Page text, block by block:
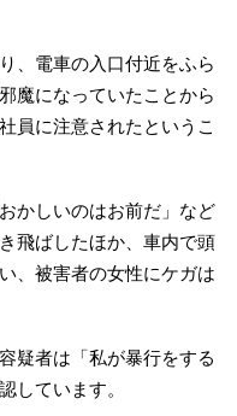
、電車の入口付近をふら
魔になっていたことから
員に注意されたというこ
かしいのはお前だ」など
飛ばしたほか、車内で頭
、被害者の女性にケガは
疑者は「私が暴行をする
しています。